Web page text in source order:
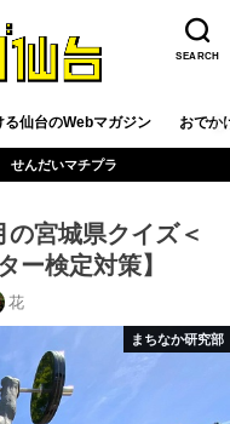
SEARCH
仙台のWebマガジン おでか
せんだいマチプラ
の宮城県クイズ＜
ー検定対策】
花
まちなか研究部